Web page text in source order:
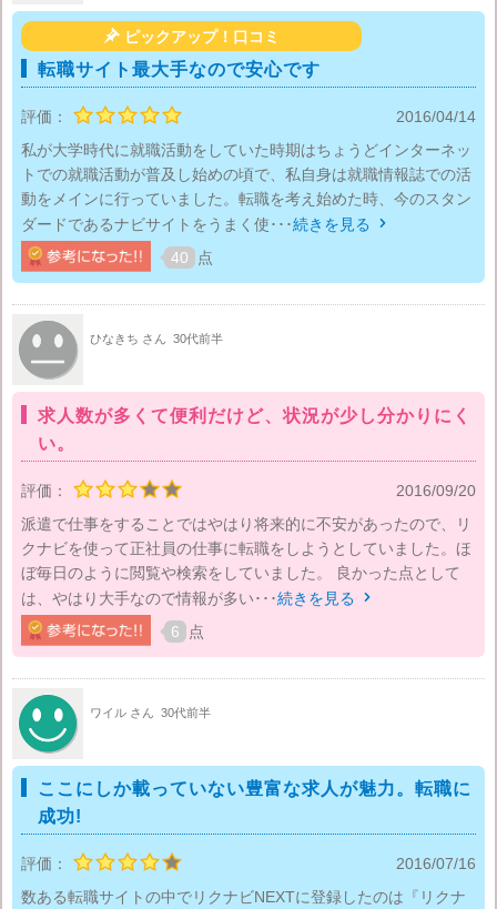
ピックアップ！口コミ
転職サイト最大手なので安心です
評価：
2016/04/14
私が大学時代に就職活動をしていた時期はちょうどインターネッ
トでの就職活動が普及し始めの頃で、私自身は就職情報誌での活
動をメインに行っていました。転職を考え始めた時、今のスタン
ダードであるナビサイトをうまく使･･･続きを見る 
40 点
ひなきち さん 30代前半
求人数が多くて便利だけど、状況が少し分かりにく
い。
評価：
2016/09/20
派遣で仕事をすることではやはり将来的に不安があったので、リ
クナビを使って正社員の仕事に転職をしようとしていました。ほ
ぼ毎日のように閲覧や検索をしていました。 良かった点として
は、やはり大手なので情報が多い･･･続きを見る 
6 点
ワイル さん 30代前半
ここにしか載っていない豊富な求人が魅力。転職に
成功!
評価：
2016/07/16
数ある転職サイトの中でリクナビNEXTに登録したのは『リクナ